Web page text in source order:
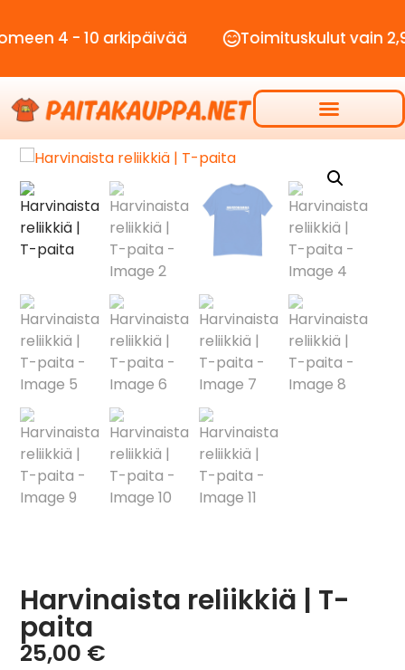
- 10 arkipäivää Toimituskulut vain 2,90€
Harvinaista reliikkiä | T-
paita
25,00 €